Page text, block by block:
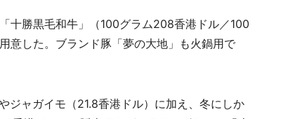
十勝黒毛和牛」（100グラム208香港ドル／100
意した。ブランド豚「夢の大地」も火鍋用で
ャガイモ（21.8香港ドル）に加え、冬にしか